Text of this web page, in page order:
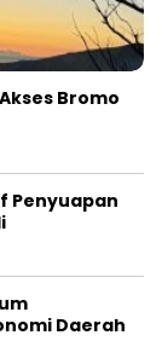
Bromo
Penyuapan
Daerah